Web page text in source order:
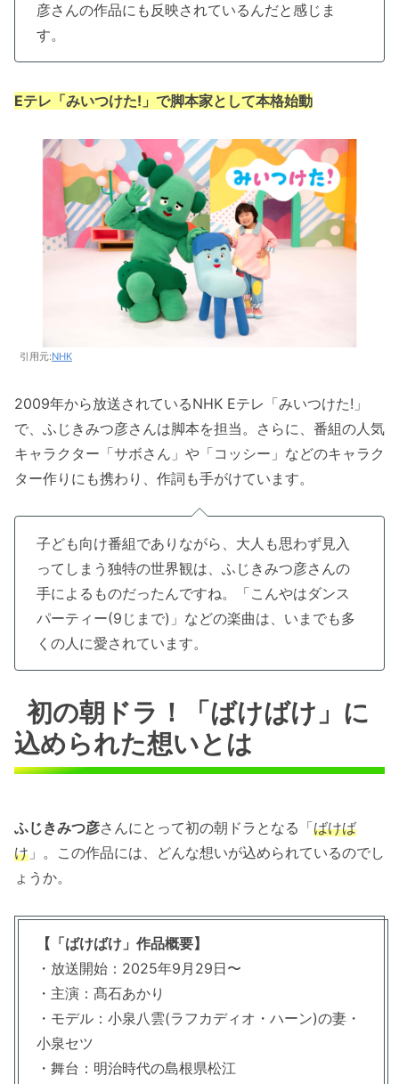
彦さんの作品にも反映されているんだと感じま
す。
Eテレ「みいつけた!」で脚本家として本格始動
引用元:NHK
2009年から放送されているNHK Eテレ「みいつけた!」
で、ふじきみつ彦さんは脚本を担当。さらに、番組の人気
キャラクター「サボさん」や「コッシー」などのキャラク
ター作りにも携わり、作詞も手がけています。
子ども向け番組でありながら、大人も思わず見入
ってしまう独特の世界観は、ふじきみつ彦さんの
手によるものだったんですね。「こんやはダンス
パーティー(9じまで)」などの楽曲は、いまでも多
くの人に愛されています。
初の朝ドラ！「ばけばけ」に
込められた想いとは
ふじきみつ彦さんにとって初の朝ドラとなる「ばけば
け 」。この作品には、どんな想いが込められているのでし
ょうか。
【「ばけばけ」作品概要】
・放送開始：2025年9月29日〜
・主演：髙石あかり
・モデル：小泉八雲(ラフカディオ・ハーン)の妻・
小泉セツ
・舞台：明治時代の島根県松江